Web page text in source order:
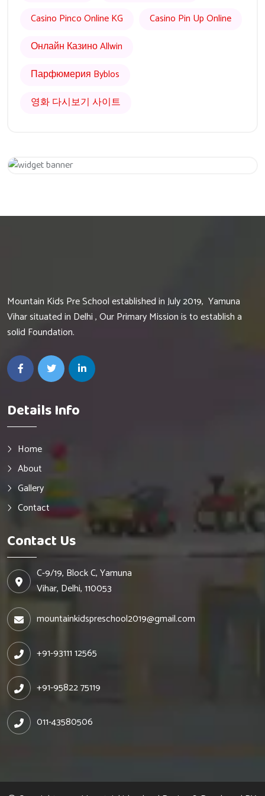
Casino Pinco Online KG
Casino Pin Up Online
Онлайн Казино Allwin
Парфюмерия Byblos
영화 다시보기 사이트
Mountain Kids Pre School established in July 2019, Yamuna
Vihar situated in Delhi , Our Primary Mission is to establish a
solid Foundation.
Details Info
Home
About
Gallery
Contact
Contact Us
C-9/19, Block C, Yamuna
Vihar, Delhi, 110053
mountainkidspreschool2019@gmail.com
+91-93111 12565
+91-95822 75119
011-43580506